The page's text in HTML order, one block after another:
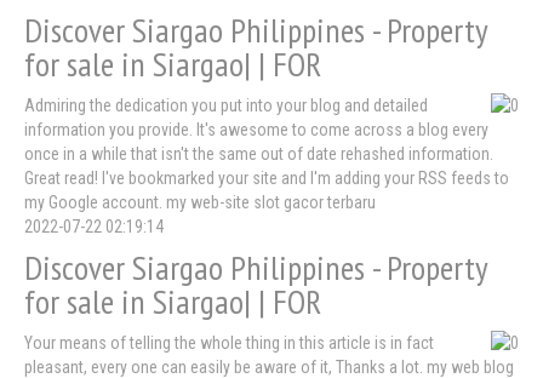
Discover Siargao Philippines - Property
for sale in Siargao| | FOR
Admiring the dedication you put into your blog and detailed
information you provide. It's awesome to come across a blog every
once in a while that isn't the same out of date rehashed information.
Great read! I've bookmarked your site and I'm adding your RSS feeds to
my Google account. my web-site slot gacor terbaru
2022-07-22 02:19:14
Discover Siargao Philippines - Property
for sale in Siargao| | FOR
Your means of telling the whole thing in this article is in fact
pleasant, every one can easily be aware of it, Thanks a lot. my web blog